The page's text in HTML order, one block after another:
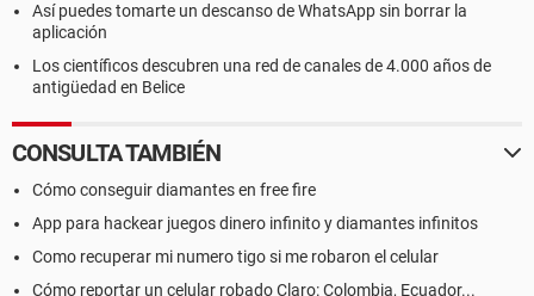
Así puedes tomarte un descanso de WhatsApp sin borrar la
aplicación
Los científicos descubren una red de canales de 4.000 años de
antigüedad en Belice
CONSULTA TAMBIÉN
Cómo conseguir diamantes en free fire
App para hackear juegos dinero infinito y diamantes infinitos
Como recuperar mi numero tigo si me robaron el celular
Cómo reportar un celular robado Claro: Colombia, Ecuador...